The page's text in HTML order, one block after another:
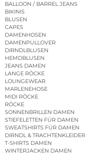
BALLOON / BARREL JEANS
BIKINIS
BLUSEN
CAPES
DAMENHOSEN
DAMENPULLOVER
DIRNDLBLUSEN
HEMDBLUSEN
JEANS DAMEN
LANGE RÖCKE
LOUNGEWEAR
MARLENEHOSE
MIDI RÖCKE
RÖCKE
SONNENBRILLEN DAMEN
STIEFELETTEN FÜR DAMEN
SWEATSHIRTS FÜR DAMEN
DIRNDL & TRACHTENKLEIDER
T-SHIRTS DAMEN
WINTERJACKEN DAMEN